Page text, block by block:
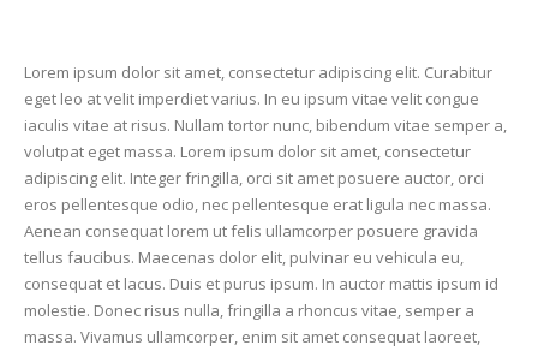
Lorem ipsum dolor sit amet, consectetur adipiscing elit. Curabitur
eget leo at velit imperdiet varius. In eu ipsum vitae velit congue
iaculis vitae at risus. Nullam tortor nunc, bibendum vitae semper a,
volutpat eget massa. Lorem ipsum dolor sit amet, consectetur
adipiscing elit. Integer fringilla, orci sit amet posuere auctor, orci
eros pellentesque odio, nec pellentesque erat ligula nec massa.
Aenean consequat lorem ut felis ullamcorper posuere gravida
tellus faucibus. Maecenas dolor elit, pulvinar eu vehicula eu,
consequat et lacus. Duis et purus ipsum. In auctor mattis ipsum id
molestie. Donec risus nulla, fringilla a rhoncus vitae, semper a
massa. Vivamus ullamcorper, enim sit amet consequat laoreet,